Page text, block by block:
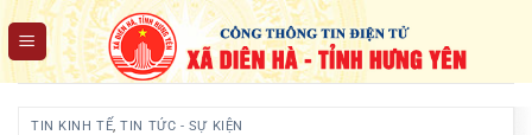
Chuyển
đến
nội
TIN KINH TẾ,TIN TỨC - SỰ KIỆN